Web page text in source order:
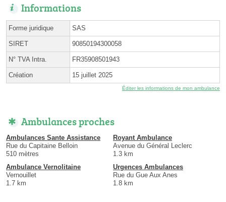
Informations
Forme juridique SAS
SIRET 90850194300058
N° TVA Intra. FR35908501943
Création 15 juillet 2025
Éditer les informations de mon ambulance
Ambulances proches
Ambulances Sante Assistance
Rue du Capitaine Belloin
510 mètres
Royant Ambulance
Avenue du Général Leclerc
1.3 km
Ambulance Vernolitaine
Vernouillet
1.7 km
Urgences Ambulances
Rue du Gue Aux Anes
1.8 km